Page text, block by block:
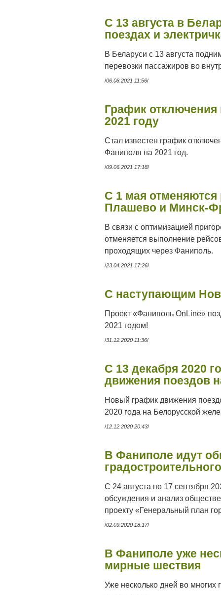
С 13 августа в
поездах и
В Беларуси с 13 августа
перевозки пассажиров во
/06.08.2021 11:56/
График
2021 году
Стал известен график
Фаниполя на 2021 год.
/09.06.2021 17:18/
С 1 мая
Плашево и Минск-
В связи с оптимизацией
отменяется выполнение
проходящих через Фаниполь.
/23.04.2021 17:26/
С наступающим
Проект «Фаниполь OnLine»
2021 годом!
/31.12.2020 11:36/
С 13 декабря 2020
движения поездов
Новый график движения
2020 года на Белорусской
/12.12.2020 20:43/
В Фаниполе идут
С 24 августа по 17 сентября
обсуждения и анализ
проекту «Генеральный план
/02.09.2020 18:17/
В Фаниполе уже
мирные шествия
Уже несколько дней во